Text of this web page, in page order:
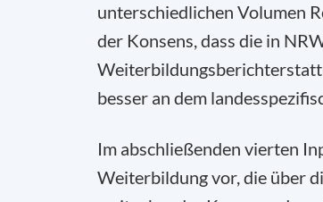
unterschiedlichen Volumen
der Konsens, dass die in
besser an dem
Im abschließenden vierten
Weiterbildung vor, die über